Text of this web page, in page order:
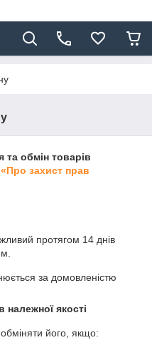
та обмін товарів
«Про захист прав
протягом 14 днів
за домовленістю
якості
його, якщо: